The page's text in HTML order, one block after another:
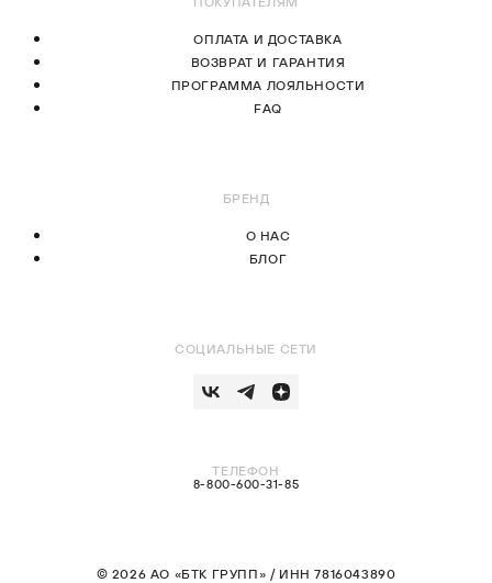
СОЦИАЛЬНЫЕ СЕТИ
ТЕЛЕФОН
8-800-600-31-85
ОПЛАТА И ДОСТАВКА
ВОЗВРАТ И ГАРАНТИЯ
ПРОГРАММА ЛОЯЛЬНОСТИ
FAQ
БРЕНД
О НАС
БЛОГ
© 2026 АО «БТК ГРУПП» / ИНН 7816043890